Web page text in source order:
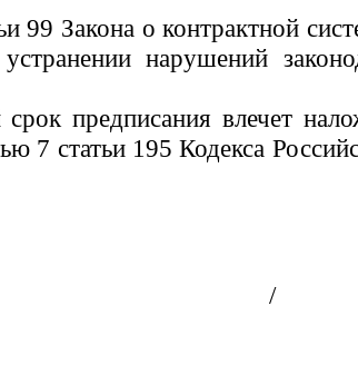
99 Закона о контрактной
нарушений
предписания влечет
7 статьи 195 Кодекса
/